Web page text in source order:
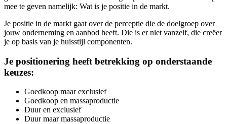
mee te geven namelijk: Wat is je positie in de markt.
Je positie in de markt gaat over de perceptie die de doelgroep over
jouw onderneming en aanbod heeft. Die is er niet vanzelf, die creëer
je op basis van je huisstijl componenten.
Je positionering heeft betrekking op onderstaande
keuzes:
Goedkoop maar exclusief
Goedkoop en massaproductie
Duur en exclusief
Duur maar massaproductie